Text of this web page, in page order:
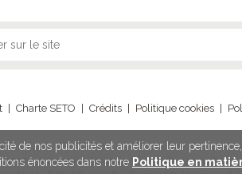
Charte SETO Crédits Politique cookies
délivrée par Atout France - 79-81 rue de Clichy
de nos publicités et améliorer leur
énoncées dans notre Politique en